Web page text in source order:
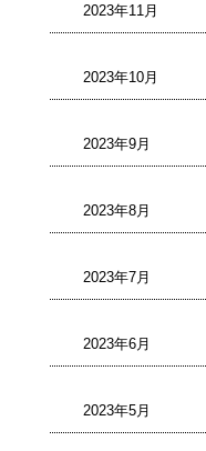
2023年11月
2023年10月
2023年9月
2023年8月
2023年7月
2023年6月
2023年5月